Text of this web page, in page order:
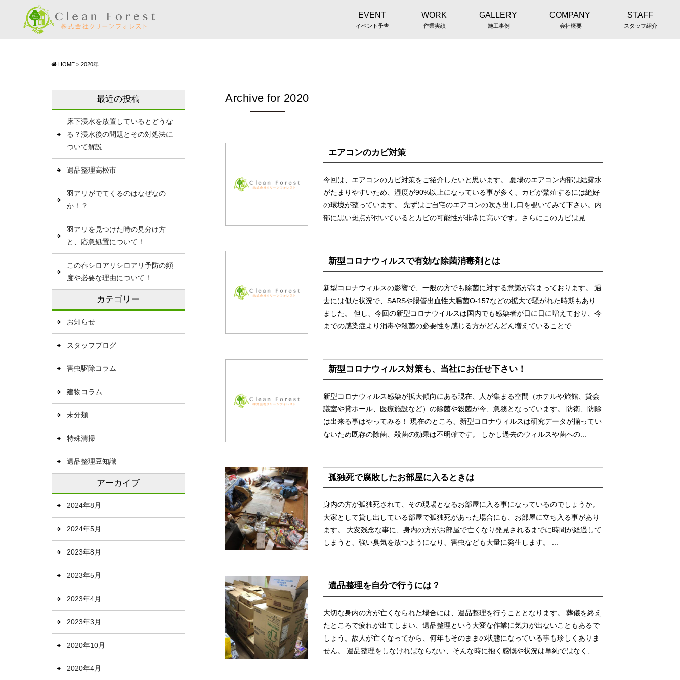
EVENT
イベント予告
WORK
作業実績
GALLERY
施工事例
COMPANY
会社概要
STAFF
スタッフ紹介
HOME > 2020年
Archive for 2020
エアコンのカビ対策
今回は、エアコンのカビ対策をご紹介したいと思います。 夏場のエアコン内部は結露水
がたまりやすいため、湿度が90%以上になっている事が多く、カビが繁殖するには絶好
の環境が整っています。 先ずはご自宅のエアコンの吹き出し口を覗いてみて下さい。内
部に黒い斑点が付いているとカビの可能性が非常に高いです。さらにこのカビは見...
新型コロナウィルスで有効な除菌消毒剤とは
新型コロナウィルスの影響で、一般の方でも除菌に対する意識が高まっております。 過
去には似た状況で、SARSや腸管出血性大腸菌O-157などの拡大で騒がれた時期もあり
ました。 但し、今回の新型コロナウイルスは国内でも感染者が日に日に増えており、今
までの感染症より消毒や殺菌の必要性を感じる方がどんどん増えていることで...
新型コロナウィルス対策も、当社にお任せ下さい！
新型コロナウィルス感染が拡大傾向にある現在、人が集まる空間（ホテルや旅館、貸会
議室や貸ホール、医療施設など）の除菌や殺菌が今、急務となっています。 防衛、防除
は出来る事はやってみる！ 現在のところ、新型コロナウィルスは研究データが揃ってい
ないため既存の除菌、殺菌の効果は不明確です。 しかし過去のウィルスや菌への...
孤独死で腐敗したお部屋に入るときは
身内の方が孤独死されて、その現場となるお部屋に入る事になっているのでしょうか。
大家として貸し出している部屋で孤独死があった場合にも、お部屋に立ち入る事があり
ます。 大変残念な事に、身内の方がお部屋で亡くなり発見されるまでに時間が経過して
しまうと、強い臭気を放つようになり、害虫なども大量に発生します。 ...
遺品整理を自分で行うには？
大切な身内の方が亡くなられた場合には、遺品整理を行うこととなります。 葬儀を終え
たところで疲れが出てしまい、遺品整理という大変な作業に気力が出ないこともあるで
しょう。故人が亡くなってから、何年もそのままの状態になっている事も珍しくありま
せん。 遺品整理をしなければならない、そんな時に抱く感慨や状況は単純ではなく、...
最近の投稿
床下浸水を放置しているとどうな
る？浸水後の問題とその対処法に
ついて解説
遺品整理高松市
羽アリがでてくるのはなぜなの
か！？
羽アリを見つけた時の見分け方
と、応急処置について！
この春シロアリシロアリ予防の頻
度や必要な理由について！
カテゴリー
お知らせ
スタッフブログ
害虫駆除コラム
建物コラム
未分類
特殊清掃
遺品整理豆知識
アーカイブ
2024年8月
2024年5月
2023年8月
2023年5月
2023年4月
2023年3月
2020年10月
2020年4月